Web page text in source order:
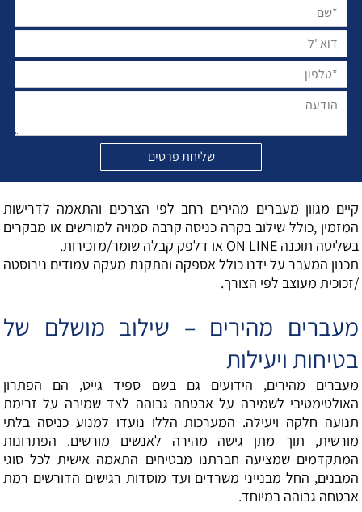
קיים מגוון מעברים מהירים רחב לפי הצרכים והתאמה לדרישות
המזמין ,כולל שילוב בקרה כניסה קרבה סמויה למורשים או מבקרים
בשליטה תוכנה ON LINE או דלפק קבלה שומר/מזכירות.
תכנון המעבר על ידנו כולל אספקה והתקנת מעקה עמודים נירוסטה
/זכוכית מעוצב לפי הצורך.
מעברים מהירים – שילוב מושלם של
בטיחות ויעילות
מעברים מהירים, הידועים גם בשם ספיד גייט, הם הפתרון
האולטימטיבי לשמירה על אבטחה גבוהה לצד שמירה על זרימת
תנועה חלקה ויעילה. המערכות הללו נועדו למנוע כניסה בלתי
מורשית, תוך מתן גישה מהירה לאנשים מורשים. הפתרונות
המתקדמים שמציעה חברתנו מבטיחים התאמה אישית לכל סוגי
המבנים, החל מבנייני משרדים ועד מוסדות רגישים הדורשים רמת
אבטחה גבוהה במיוחד.